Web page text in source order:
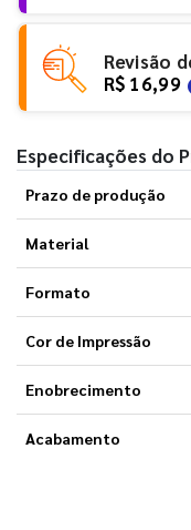
Revisão
R$ 16,99
Especificações do
Prazo de produção
Material
Formato
Cor de Impressão
Enobrecimento
Acabamento